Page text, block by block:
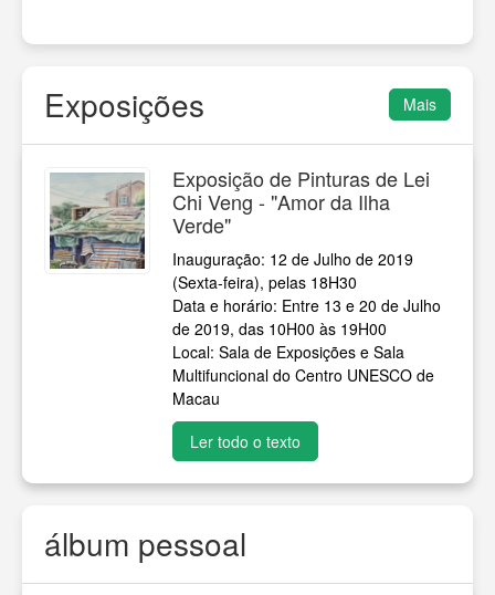
Exposições Mais
Exposição de Pinturas de Lei
Chi Veng - "Amor da Ilha
Verde"
Inauguração: 12 de Julho de 2019
(Sexta-feira), pelas 18H30
Data e horário: Entre 13 e 20 de Julho
de 2019, das 10H00 às 19H00
Local: Sala de Exposições e Sala
Multifuncional do Centro UNESCO de
Macau
Ler todo o texto
álbum pessoal